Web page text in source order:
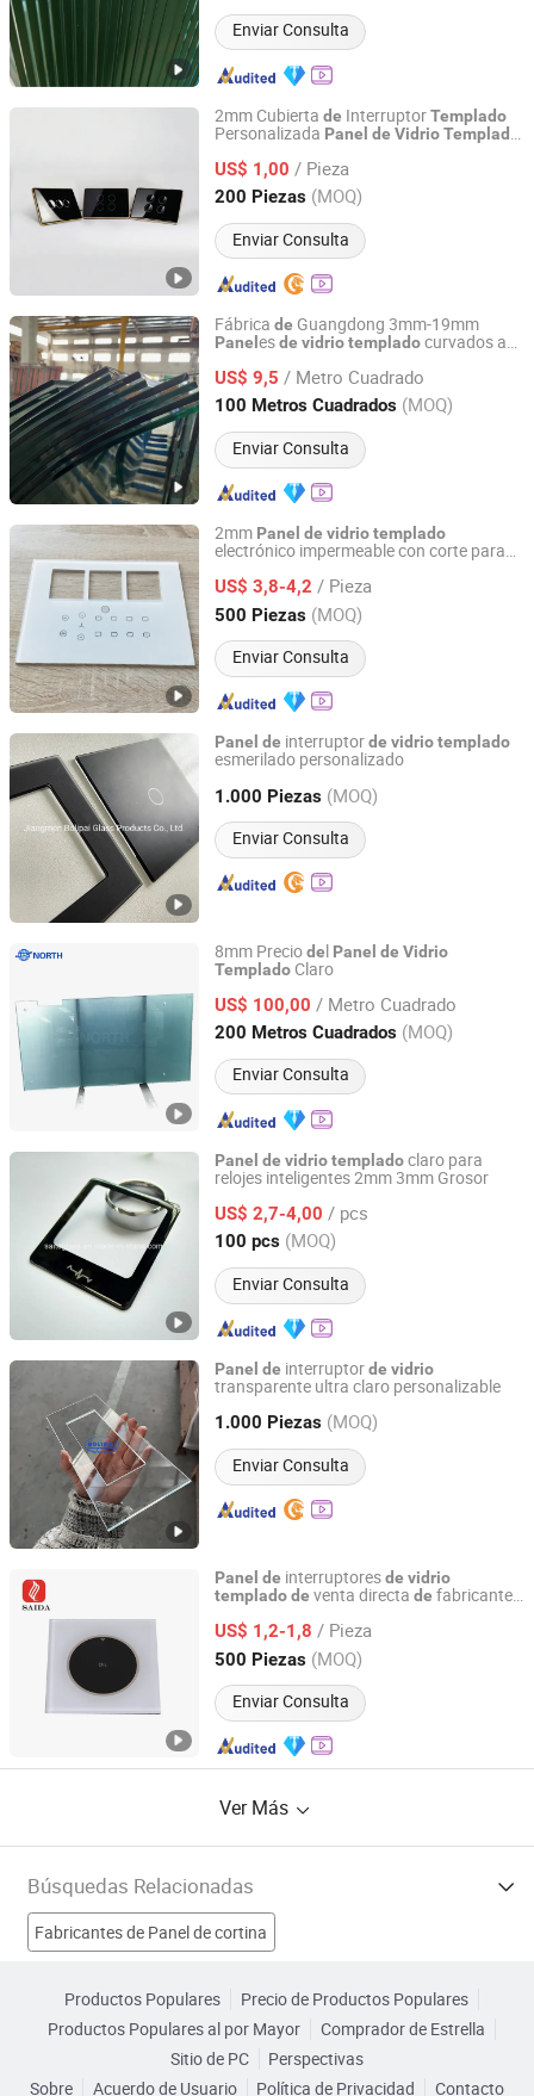
Enviar Consulta
2mm Cubierta de InterruptorTemplado
Personalizada Panel de VidrioTemplado
US$ 1,00 / Pieza
200 Piezas (MOQ)
Enviar Consulta
Jiangmen Bolipai Glass Products Co., Ltd.
Guangdong, China Desde 2013
Fábrica de Guangdong 3mm-19mm
Panel esde vidriotempladocurvados a
US$ 9,5 / Metro Cuadrado
100 Metros Cuadrados (MOQ)
Enviar Consulta
Jiangmen Jianghai District Yuan Qiang Safety Glass Co.,
Ltd.
Guangdong, China Desde 2025
2mm Panel de vidriotemplado
electrónico impermeable con corte para
US$ 3,8-4,2 / Pieza
500 Piezas (MOQ)
Enviar Consulta
DONGGUAN SAIDA GLASS CO.,LTD
Guangdong, China Desde 2018
Panel de interruptorde vidriotemplado
esmerilado personalizado
1.000 Piezas (MOQ)
Enviar Consulta
Jiangmen Bolipai Glass Products Co., Ltd.
Guangdong, China Desde 2013
8mm Preciodel Panel de Vidrio
Templado Claro
US$ 100,00 / Metro Cuadrado
200 Metros Cuadrados (MOQ)
Enviar Consulta
Beijing Bright View Windows and Glass Co., Ltd.
Beijing, China Desde 2009
Panel de vidriotempladoclaro para
relojes inteligentes 2mm 3mm Grosor
US$ 2,7-4,00 / pcs
100 pcs (MOQ)
Enviar Consulta
DONGGUAN SAIDA GLASS CO.,LTD
Guangdong, China Desde 2018
Panel de interruptorde vidrio
transparente ultra claro personalizable
1.000 Piezas (MOQ)
Enviar Consulta
Jiangmen Bolipai Glass Products Co., Ltd.
Guangdong, China Desde 2013
Panel de interruptoresde vidrio
templadode venta directa de fabricantes
vidriotáctil, varias especificaciones
US$ 1,2-1,8 / Pieza
500 Piezas (MOQ)
Enviar Consulta
DONGGUAN SAIDA GLASS CO.,LTD
Guangdong, China Desde 2018
Ver Más
Búsquedas Relacionadas
Fabricantes de Panel de cortina
Fabricantes de panel de revestimiento de pared
Productos Populares
Precio de Productos Populares
Productos Populares al por Mayor
Comprador de Estrella
Sitio de PC
Perspectivas
Sobre
Acuerdo de Usuario Política de Privacidad Contacto